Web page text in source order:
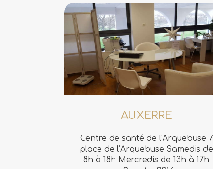
AUXERRE
Centre de santé de l’Arquebuse 7
place de l’Arquebuse Samedis de
8h à 18h Mercredis de 13h à 17h